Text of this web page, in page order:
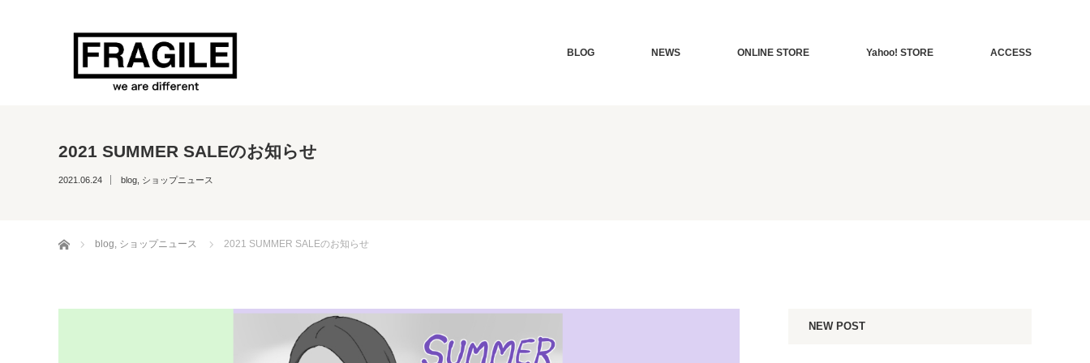
BLOG NEWS ONLINE STORE Yahoo! STORE ACCESS
2021 SUMMER SALEのお知らせ
2021.06.24 blog ショップニュース
ホーム blog, ショップニュース 2021 SUMMER SALEのお知らせ
NEW POST